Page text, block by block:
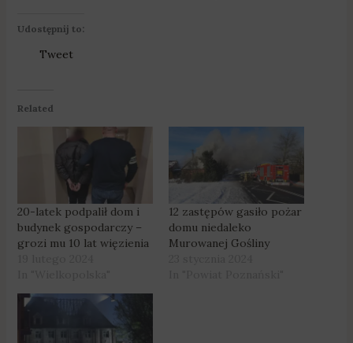
Udostępnij to:
Tweet
Related
20-latek podpalił dom i
budynek gospodarczy –
grozi mu 10 lat więzienia
12 zastępów gasiło pożar
domu niedaleko
Murowanej Gośliny